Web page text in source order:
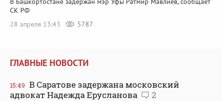
СК РФ
28 апреля 13:43
5787
ГЛАВНЫЕ НОВОСТИ
15:49 В Саратове задержана московский
адвокат Надежда Ерусланова
2